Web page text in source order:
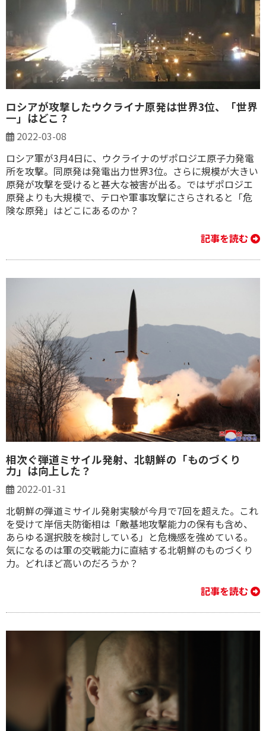
ロシアが攻撃したウクライナ原発は世界3位、「世界
一」はどこ？
2022-03-08
ロシア軍が3月4日に、ウクライナのザポロジエ原子力発電
所を攻撃。同原発は発電出力世界3位。さらに規模が大きい
原発が攻撃を受けると甚大な被害が出る。ではザポロジエ
原発よりも大規模で、テロや軍事攻撃にさらされると「危
険な原発」はどこにあるのか？
記事を読む
相次ぐ弾道ミサイル発射、北朝鮮の「ものづくり
力」は向上した？
2022-01-31
北朝鮮の弾道ミサイル発射実験が今月で7回を超えた。これ
を受けて岸信夫防衛相は「敵基地攻撃能力の保有も含め、
あらゆる選択肢を検討している」と危機感を強めている。
気になるのは軍の交戦能力に直結する北朝鮮のものづくり
力。どれほど高いのだろうか？
記事を読む